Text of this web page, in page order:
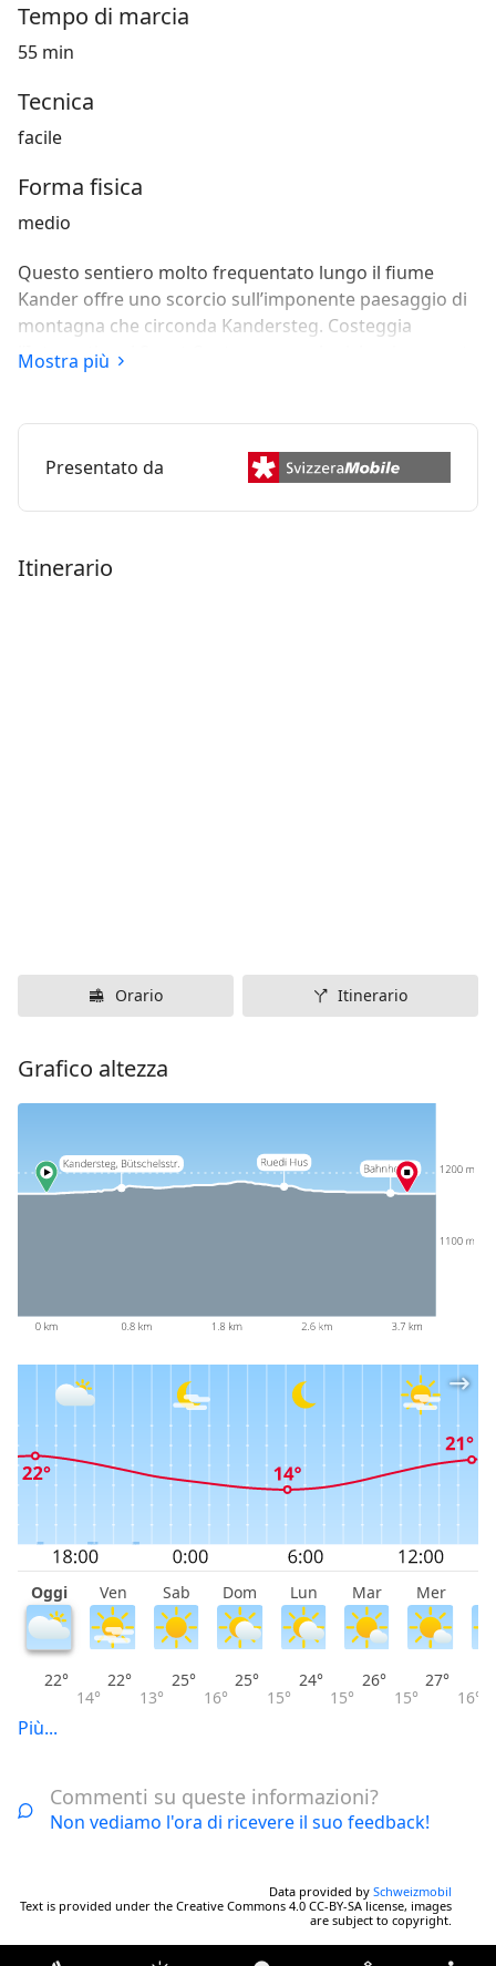
Tempo di marcia
55 min
Tecnica
facile
Forma fisica
medio
Questo sentiero molto frequentato lungo il fiume
Kander offre uno scorcio sull’imponente paesaggio di
montagna che circonda Kandersteg. Costeggia
l’International Scout Centre, case coloniche riccamente
decorate e l’idilliaco Muggenseeli.
Mostra più
Presentato da
Itinerario
Orario Itinerario
Grafico altezza
Oggi Ven Sab Dom Lun Mar Mer
22°
14°
22°
13°
25°
16°
25°
15°
24°
15°
26°
15°
27°
16°
Più...
Commenti su queste informazioni?
Non vediamo l'ora di ricevere il suo feedback!
Data provided by Schweizmobil
Text is provided under the Creative Commons 4.0 CC-BY-SA license, images
are subject to copyright.